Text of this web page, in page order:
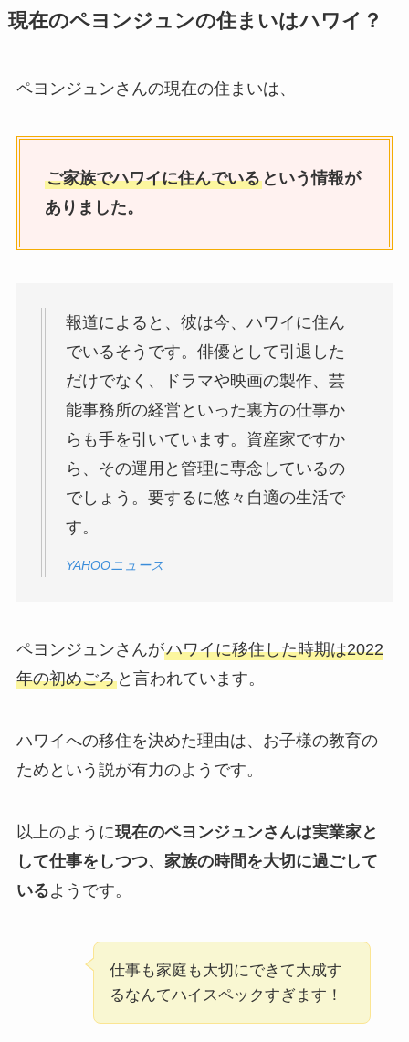
現在のペヨンジュンの住まいはハワイ？
ペヨンジュンさんの現在の住まいは、
ご家族でハワイに住んでいるという情報が
ありました。
報道によると、彼は今、ハワイに住ん
でいるそうです。俳優として引退した
だけでなく、ドラマや映画の製作、芸
能事務所の経営といった裏方の仕事か
らも手を引いています。資産家ですか
ら、その運用と管理に専念しているの
でしょう。要するに悠々自適の生活で
す。
YAHOOニュース
ペヨンジュンさんがハワイに移住した時期は2022
年の初めごろと言われています。
ハワイへの移住を決めた理由は、お子様の教育の
ためという説が有力のようです。
以上のように現在のペヨンジュンさんは実業家と
して仕事をしつつ、家族の時間を大切に過ごして
いるようです。
仕事も家庭も大切にできて大成す
るなんてハイスペックすぎます！